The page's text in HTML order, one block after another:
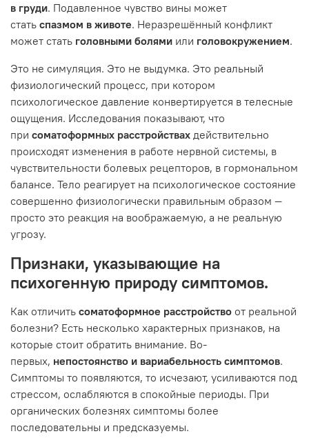
в груди. Подавленное чувство вины может
стать спазмом в животе. Неразрешённый конфликт
может стать головными болями или головокружением.
Это не симуляция. Это не выдумка. Это реальный
физиологический процесс, при котором
психологическое давление конвертируется в телесные
ощущения. Исследования показывают, что
при соматоформных расстройствах действительно
происходят изменения в работе нервной системы, в
чувствительности болевых рецепторов, в гормональном
балансе. Тело реагирует на психологическое состояние
совершенно физиологически правильным образом —
просто это реакция на воображаемую, а не реальную
угрозу.
Признаки, указывающие на
психогенную природу симптомов.
Как отличить соматоформное расстройство от реальной
болезни? Есть несколько характерных признаков, на
которые стоит обратить внимание. Во-
первых, непостоянство и вариабельность симптомов.
Симптомы то появляются, то исчезают, усиливаются под
стрессом, ослабляются в спокойные периоды. При
органических болезнях симптомы более
последовательны и предсказуемы.